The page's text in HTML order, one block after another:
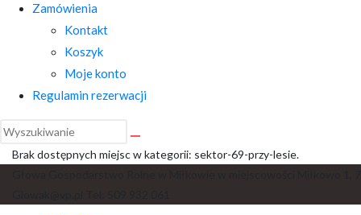
Zamówienia
Kontakt
Koszyk
Moje konto
Regulamin rezerwacji
Brak dostępnych miejsc w kategorii: sektor-69-przy-lesie.